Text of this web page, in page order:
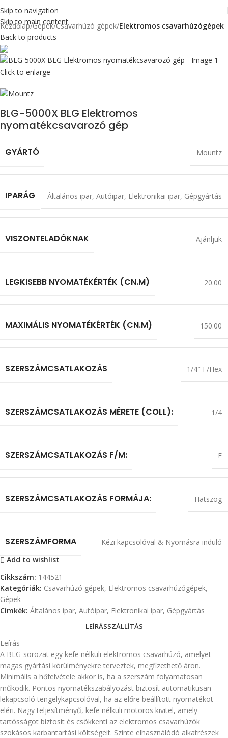
Skip to navigation
Skip to main content
Kezdőlap Gépek Csavarhúzó gépek Elektromos csavarhúzógépek
Back to products
Click to enlarge
BLG-5000X BLG Elektromos
nyomatékcsavarozó gép
GYÁRTÓ Mountz
IPARÁG Általános ipar, Autóipar, Elektronikai ipar, Gépgyártás
VISZONTELADÓKNAK Ajánljuk
LEGKISEBB NYOMATÉKÉRTÉK (CN.M) 20.00
MAXIMÁLIS NYOMATÉKÉRTÉK (CN.M) 150.00
SZERSZÁMCSATLAKOZÁS 1/4″ F/Hex
SZERSZÁMCSATLAKOZÁS MÉRETE (COLL): 1/4
SZERSZÁMCSATLAKOZÁS F/M: F
SZERSZÁMCSATLAKOZÁS FORMÁJA: Hatszög
SZERSZÁMFORMA
Kézi kapcsolóval & Nyomásra induló
Add to wishlist
Cikkszám: 144521
Kategóriák: Csavarhúzó gépek, Elektromos csavarhúzógépek,
Gépek
Címkék: Általános ipar, Autóipar, Elektronikai ipar, Gépgyártás
LEÍRÁSSZÁLLÍTÁS
Leírás
A BLG-sorozat egy kefe nélküli elektromos csavarhúzó, amelyet
magas gyártási körülményekre terveztek, megfizethető áron.
Minimális a hőfelvétele akkor is, ha a szerszám folyamatosan
működik. Pontos nyomatékszabályozást biztosít automatikusan
lekapcsoló tengelykapcsolóval, ha az előre beállított nyomatékot
eléri. Nagy teljesítményű, kefe nélküli motoros kivitel, amely
tartósságot biztosít és csökkenti az elektromos csavarhúzók
szokásos karbantartási költségeit. Szinte elhasználódó alkatrészek